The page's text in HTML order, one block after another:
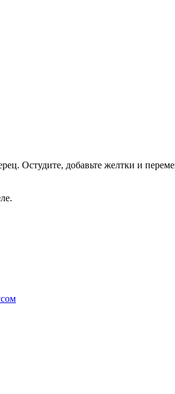
Остудите, добавьте желтки и